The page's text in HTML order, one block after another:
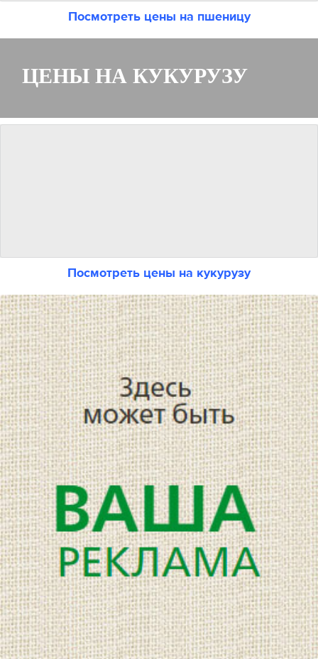
Посмотреть цены на пшеницу
ЦЕНЫ НА КУКУРУЗУ
Посмотреть цены на кукурузу